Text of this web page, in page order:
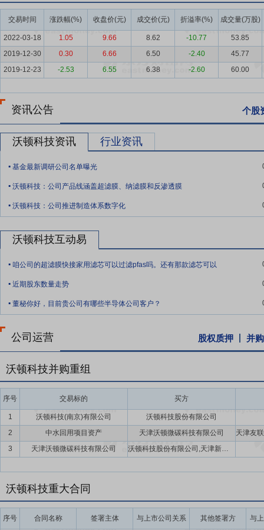
维制品是采用天然山棕纤维、剑麻纤维、天然乳胶制作的具有三维立
关的产品，同时提供全屋定制家具服务。
要点6：膜行业
膜行业整体呈现弱周期性、强政策驱动性特征，工
响，家用膜主要受居民生活消费水平、健康饮水意识、消费观念影响
是一种以分离膜为核心，利用分离膜的特殊选择性透过功能实现浓缩
逐步成为传统工业水资源利用系统升级改造、环境污染治理、海水淡
占据主要市场份额，国内经过多年技术积累与市场培育，已成为全球
自主知识产权生态。依托深厚技术积累，公司掌握行业领先的海水淡
根据不同应用场景和技术储备需求，持续提升产品脱盐率、产水量、
模拟多种水源环境，通过在真实工况下对多技术组合解决方案进行系
要点8：先进的制造体系与检测体系
与膜过程分析研究实验室，搭建“原材料检验-材料结构表征-膜性能测
质量控制与规模化生产提供坚实保障。
要点9：全面完善的产品体系和强大的品牌影响力
公司深耕膜行业
牌影响力，2025年入选中国品牌建设促进会“中国自主创新领域品牌
号。公司产品销往全球一百三十多个国家和地区，在海外设有多个销
系，是目前国内品类最全的反渗透膜干式膜元件生产制造商与服务商。
要点11：高效的管理运营和专业的人才梯队
公司通过多年的运营管
上，制定年度绩效计划，细化月度目标，根据内外环境和日常管理运
售流程实现快速响应，提升公司精细化管理水平。
交易时间 涨跌幅(%) 收盘价(元) 成交价(元) 折溢率(%) 成交量(万股)
2022-03-18 1.05 9.66 8.62 -10.77
53.85
2019-12-30
0.30 6.66 6.50 -2.40
45.77
2019-12-23
-2.53 6.55 6.38 -2.60 60.00
资讯公告 个股
沃顿科技资讯 行业资讯
. 基金最新调研公司名单曝光
. 沃顿科技：公司产品线涵盖超滤膜、纳滤膜和反渗透膜
. 沃顿科技：公司推进制造体系数字化
沃顿科技互动易
. 咱公司的超滤膜快接家用滤芯可以过滤pfas吗。还有那款滤芯可以
. 近期股东数量走势
. 董秘你好，目前贵公司有哪些半导体公司客户？
公司运营 股权质押 并
沃顿科技并购重组
序号 交易标的 买方
1 沃顿科技(南京)有限公司
沃顿科技股份有限公司
2
中水回用项目资产
天津沃顿微碳科技有限公司
3
天津沃顿微碳科技有限公司 沃顿科技股份有限公司,天津新亿兴科技集团有限公司
沃顿科技重大合同
序号 合同名称 签署主体 与上市公司关系 其他签署方 与